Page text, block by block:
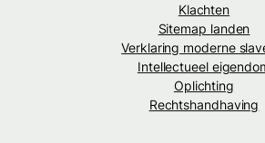
Klachten
Sitemap landen
Verklaring moderne
Intellectueel
Oplichting
Rechtshandhaving